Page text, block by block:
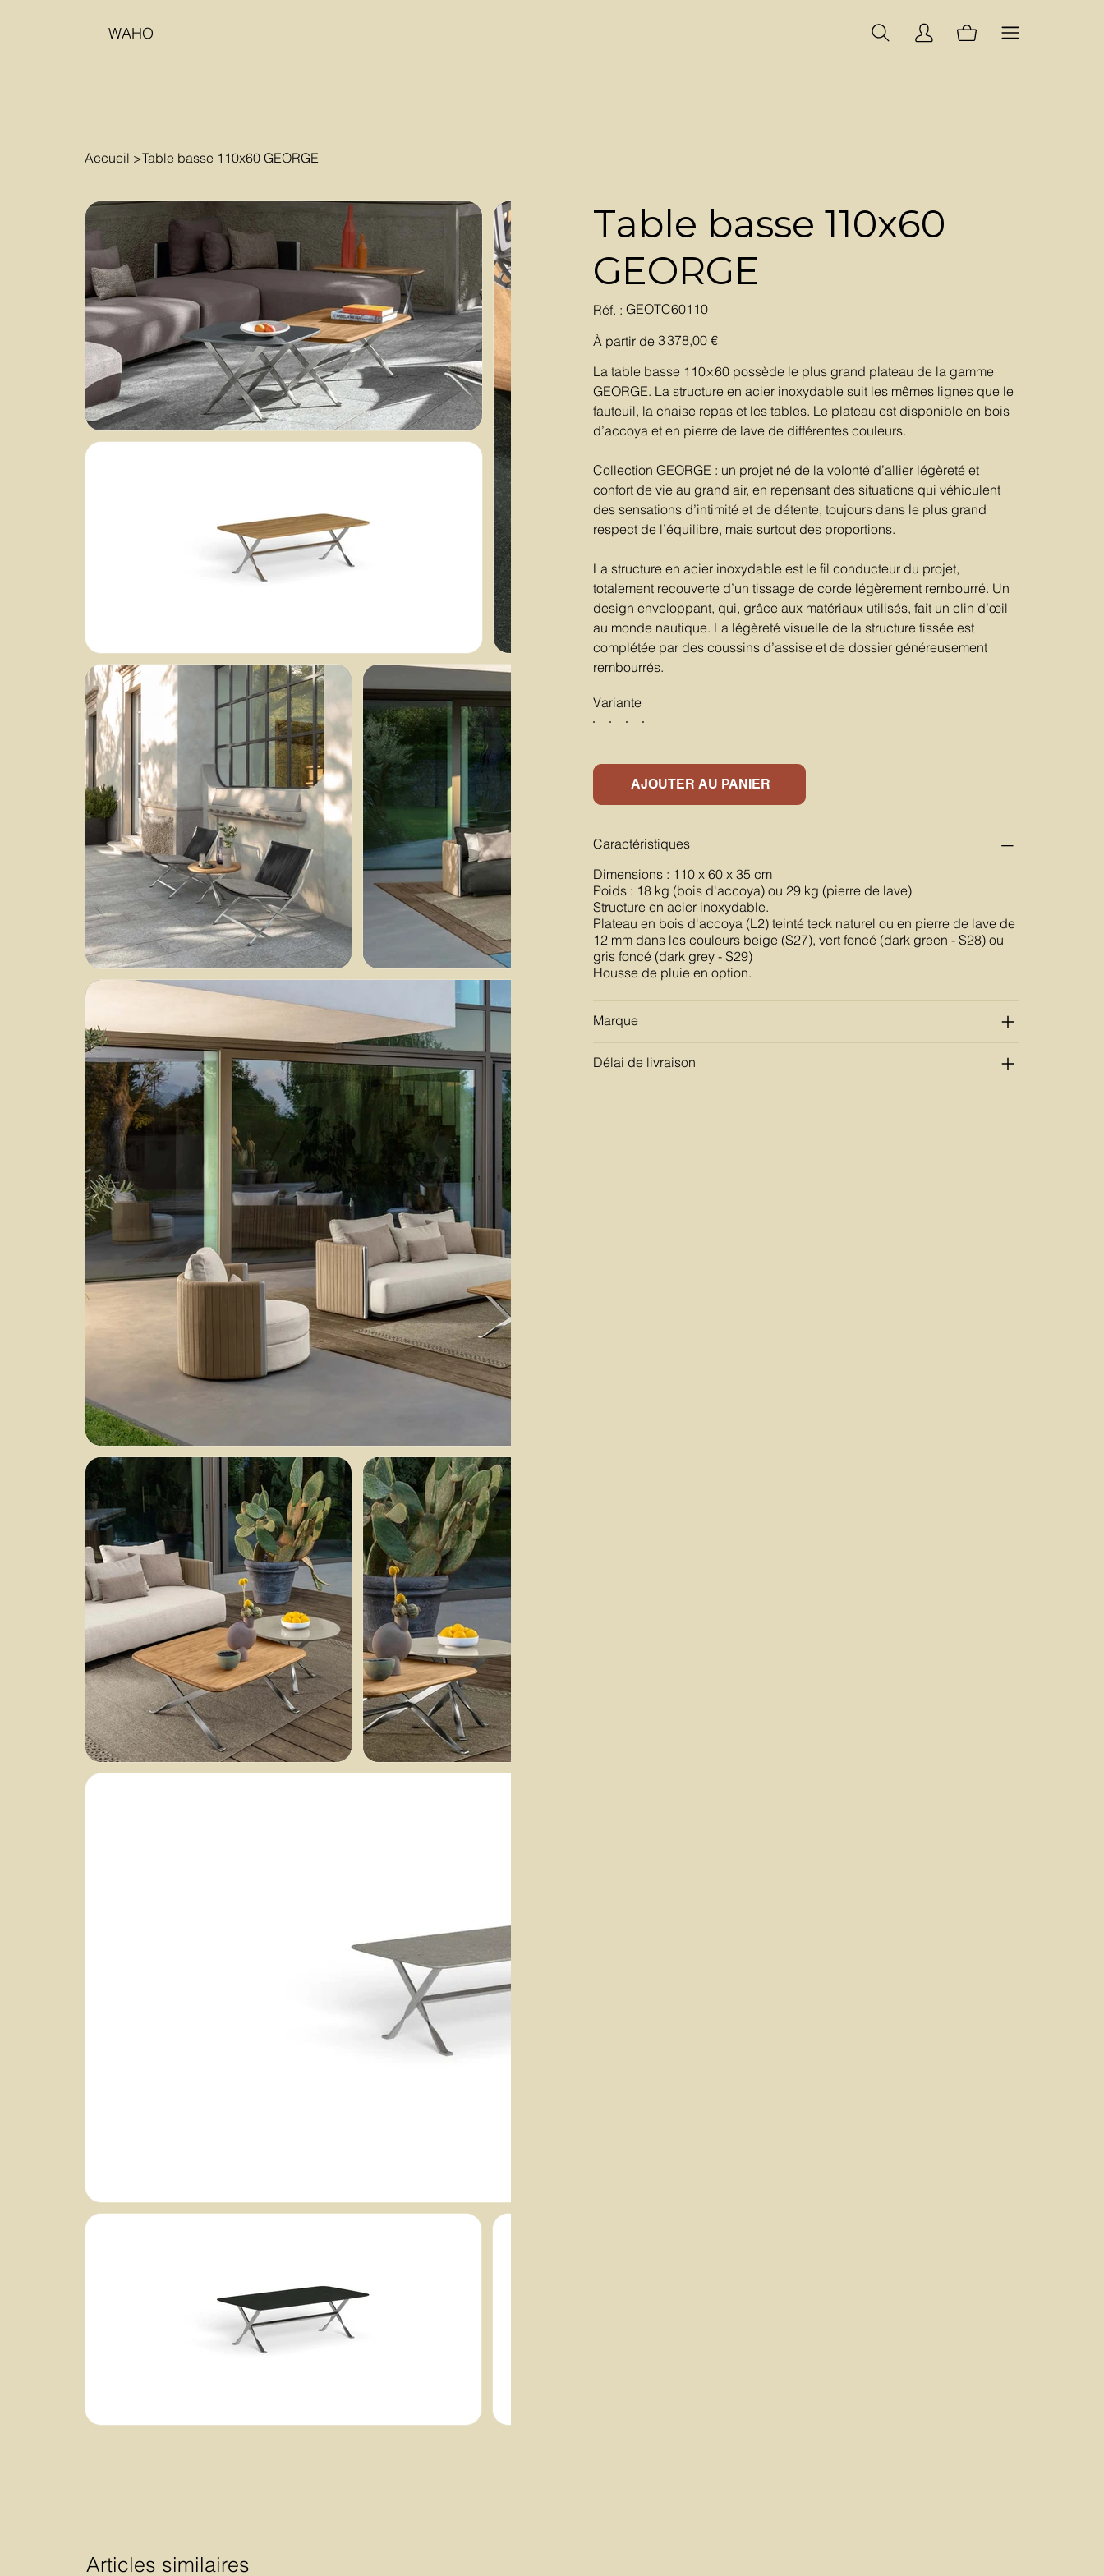
WAHO
Accueil >Table basse 110x60 GEORGE
Table basse 110x60
GEORGE
Réf. : SKU
GEOTC60110
GEOTC60110
À partir de Prix
3 378,00 €
La table basse 110×60 possède le plus grand plateau de la gamme
GEORGE. La structure en acier inoxydable suit les mêmes lignes que le
fauteuil, la chaise repas et les tables. Le plateau est disponible en bois
d’accoya et en pierre de lave de différentes couleurs.
Collection GEORGE : un projet né de la volonté d’allier légèreté et
confort de vie au grand air, en repensant des situations qui véhiculent
des sensations d’intimité et de détente, toujours dans le plus grand
respect de l’équilibre, mais surtout des proportions.
La structure en acier inoxydable est le fil conducteur du projet,
totalement recouverte d’un tissage de corde légèrement rembourré. Un
design enveloppant, qui, grâce aux matériaux utilisés, fait un clin d’œil
au monde nautique. La légèreté visuelle de la structure tissée est
complétée par des coussins d’assise et de dossier généreusement
rembourrés.
Variante
AJOUTER AU PANIER
Caractéristiques
Dimensions : 110 x 60 x 35 cm
Poids : 18 kg (bois d'accoya) ou 29 kg (pierre de lave)
Structure en acier inoxydable.
Plateau en bois d'accoya (L2) teinté teck naturel ou en pierre de lave de
12 mm dans les couleurs beige (S27), vert foncé (dark green - S28) ou
gris foncé (dark grey - S29)
Housse de pluie en option.
Marque
Délai de livraison
Articles similaires